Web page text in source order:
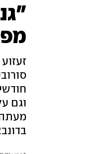
וגם
מעתה
בדונבאס: "הרגנו 500